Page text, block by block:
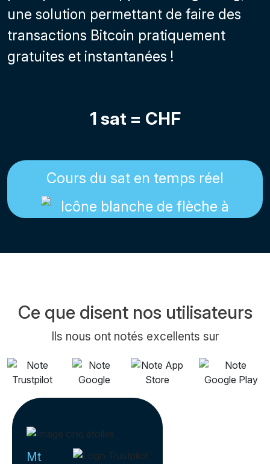
une solution permettant de faire des
transactions Bitcoin pratiquement
gratuites et instantanées !
1 sat = CHF
Cours du sat en temps réel
Ce que disent nos utilisateurs
Ils nous ont notés excellents sur
Mt